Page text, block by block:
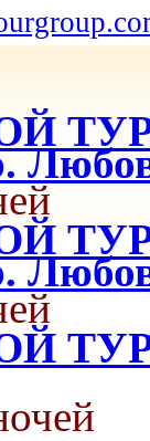
ТУР
ТУР
ТУР